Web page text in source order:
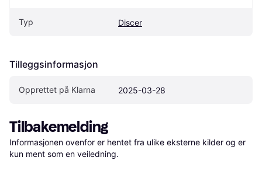
Typ Discer
Tilleggsinformasjon
Opprettet på Klarna 2025-03-28
Tilbakemelding
Informasjonen ovenfor er hentet fra ulike eksterne kilder og er
kun ment som en veiledning.